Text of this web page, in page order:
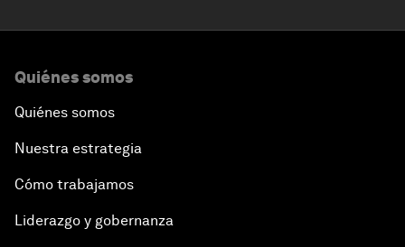
Quiénes somos
Quiénes somos
Nuestra estrategia
Cómo trabajamos
Liderazgo y gobernanza